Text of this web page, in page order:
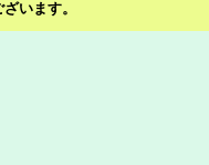
います。